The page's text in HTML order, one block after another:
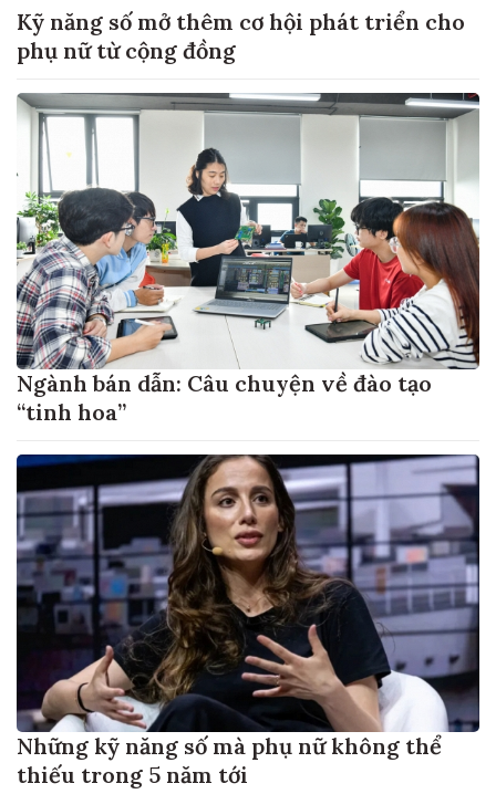
Kỹ năng số mở thêm cơ hội phát triển cho
phụ nữ từ cộng đồng
Ngành bán dẫn: Câu chuyện về đào tạo
“tinh hoa”
Những kỹ năng số mà phụ nữ không thể
thiếu trong 5 năm tới